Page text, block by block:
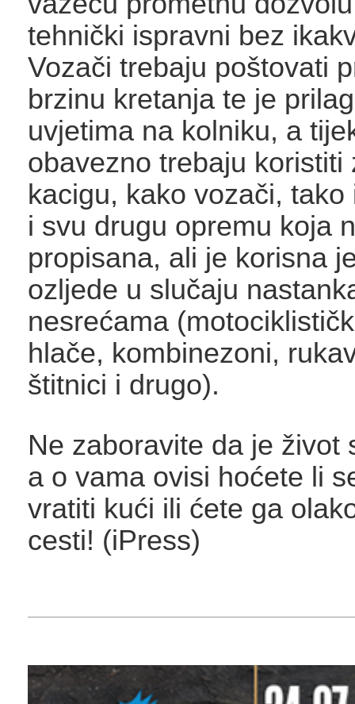
tehnički ispravni bez
Vozači trebaju poštovati
brzinu kretanja te je
uvjetima na kolniku, a
obavezno trebaju koristiti
kacigu, kako vozači,
i svu drugu opremu koja
propisana, ali je korisna
ozljede u slučaju
nesrećama
hlače, kombinezoni,
štitnici i drugo).
Ne zaboravite da je život
a o vama ovisi hoćete li
vratiti kući ili ćete ga
cesti! (iPress)